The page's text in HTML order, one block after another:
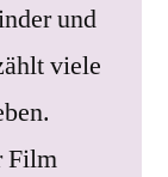
und
viele
Film